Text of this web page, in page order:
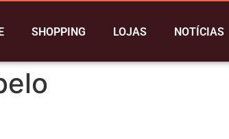
SHOPPING LOJAS NOTÍCIAS